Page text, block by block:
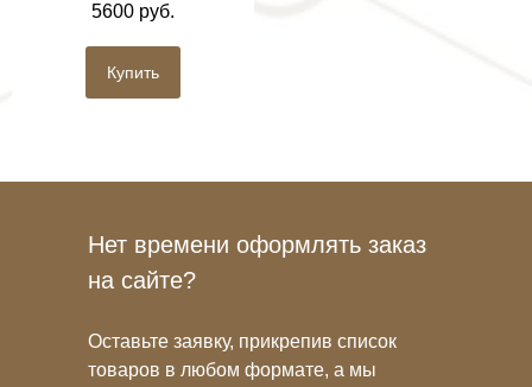
5600 руб.
Купить
Нет времени оформлять заказ
на сайте?
Оставьте заявку, прикрепив список
товаров в любом формате, а мы